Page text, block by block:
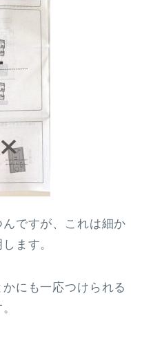
ですが、これは細か
ます。
にも一応つけられる